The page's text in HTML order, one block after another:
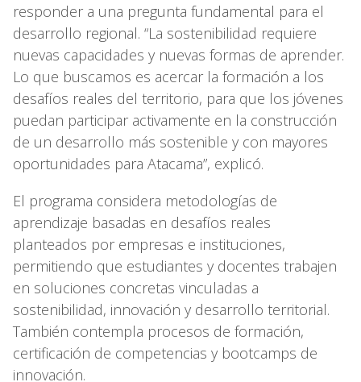
responder a una pregunta fundamental para el
desarrollo regional. “La sostenibilidad requiere
nuevas capacidades y nuevas formas de aprender.
Lo que buscamos es acercar la formación a los
desafíos reales del territorio, para que los jóvenes
puedan participar activamente en la construcción
de un desarrollo más sostenible y con mayores
oportunidades para Atacama”, explicó.
El programa considera metodologías de
aprendizaje basadas en desafíos reales
planteados por empresas e instituciones,
permitiendo que estudiantes y docentes trabajen
en soluciones concretas vinculadas a
sostenibilidad, innovación y desarrollo territorial.
También contempla procesos de formación,
certificación de competencias y bootcamps de
innovación.